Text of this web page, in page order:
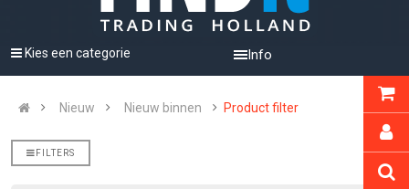
Info
Kies een categorie
Nieuw Nieuw binnen Product filter
FILTERS